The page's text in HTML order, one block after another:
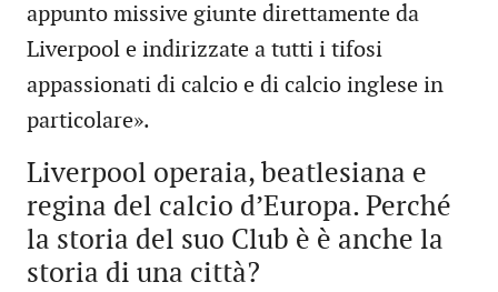
appunto missive giunte direttamente da
Liverpool e indirizzate a tutti i tifosi
appassionati di calcio e di calcio inglese in
particolare».
Liverpool operaia, beatlesiana e
regina del calcio d’Europa. Perché
la storia del suo Club è è anche la
storia di una città?